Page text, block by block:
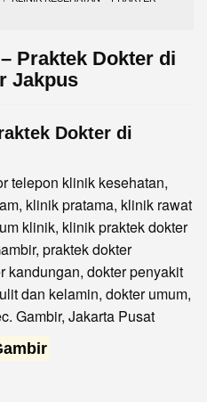
Praktek Dokter di
Jakpus
Dokter di
telepon klinik kesehatan,
klinik pratama, klinik rawat
klinik, klinik praktek dokter
praktek dokter
kandungan, dokter penyakit
dan kelamin, dokter umum,
Gambir, Jakarta Pusat